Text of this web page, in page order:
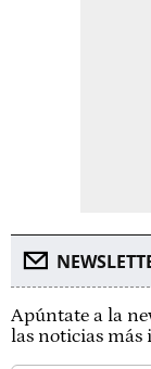
Apúntate a la
las noticias más